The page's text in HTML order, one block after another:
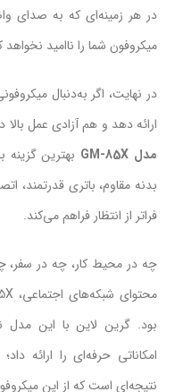
در هر زمینه‌ای که به صدای
میکروفون شما را ناامید نخواهد
در نهایت، اگر به‌دنبال
ارائه دهد و هم آزادی عمل بالا
مدل GM-85X
بهترین
بدنه مقاوم، باتری قدرتمند،
فراتر از انتظار فراهم می‌کند.
چه در محیط کار، چه در سفر،
بود. گرین لاین با این مدل
امکاناتی حرفه‌ای را ارائه
نتیجه‌ای است که از این